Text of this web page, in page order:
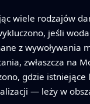
wiele rodzajów
jeśli woda
z wywoływania
zwłaszcza na
gdzie
— leży w